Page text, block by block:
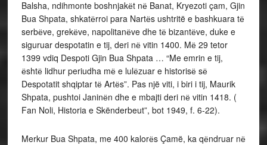
Balsha, ndihmonte boshnjakёt nё Banat, Kryezoti çam, Gjin
Bua Shpata, shkatёrroi para Nartёs ushtritë e bashkuara tё
serbёve, grekёve, napolitanёve dhe tё bizantёve, duke e
siguruar despotatin e tij, deri nё vitin 1400. Mё 29 tetor
1399 vdiq Despoti Gjin Bua Shpata … “Me emrin e tij,
ёshtё lidhur periudha mё e lulёzuar e historisё sё
Despotatit shqiptar tё Artёs”. Pas një viti, i biri i tij, Maurik
Shpata, pushtoi Janinёn dhe e mbajti deri nё vitin 1418. (
Fan Noli, Historia e Skënderbeut”, bot 1949, f. 6-22).
Merkur Bua Shpata, me 400 kalorёs Çamë, ka qёndruar nё